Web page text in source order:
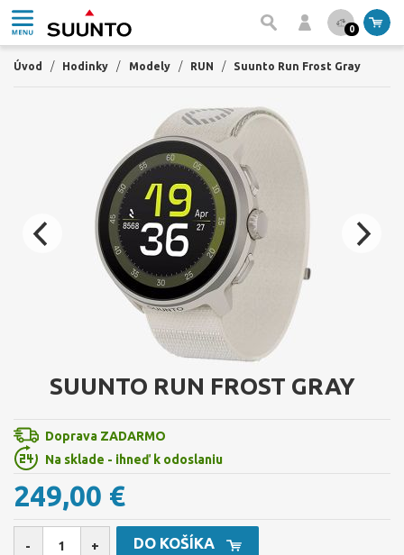
0
Úvod / Hodinky / Modely / RUN / Suunto Run Frost Gray
SUUNTO RUN FROST GRAY
Doprava ZADARMO
Na sklade - ihneď k odoslaniu
249,00 €
- + DO KOŠÍKA